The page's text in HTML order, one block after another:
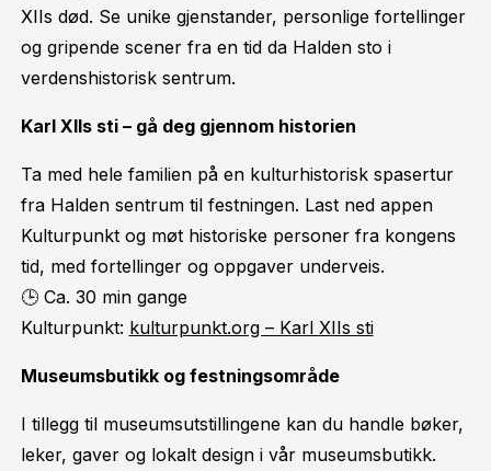
XIIs død. Se unike gjenstander, personlige fortellinger
og gripende scener fra en tid da Halden sto i
verdenshistorisk sentrum.
Karl XIIs sti – gå deg gjennom historien
Ta med hele familien på en kulturhistorisk spasertur
fra Halden sentrum til festningen. Last ned appen
Kulturpunkt og møt historiske personer fra kongens
tid, med fortellinger og oppgaver underveis.
🕒 Ca. 30 min gange
Kulturpunkt: kulturpunkt.org – Karl XIIs sti
Museumsbutikk og festningsområde
I tillegg til museumsutstillingene kan du handle bøker,
leker, gaver og lokalt design i vår museumsbutikk.